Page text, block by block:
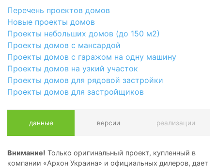
Перечень проектов домов
Новые проекты домов
Проекты небольших домов (до 150 м2)
Проекты домов с мансардой
Проекты домов с гаражом на одну машину
Проекты домов на узкий участок
Проекты домов для рядовой застройки
Проекты домов для застройщиков
данные версии реализации
Внимание! Только оригинальный проект, купленный в
компании «Архон Украина» и официальных дилеров, дает